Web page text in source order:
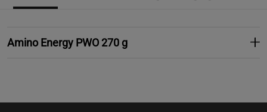
Amino Energy PWO 270 g